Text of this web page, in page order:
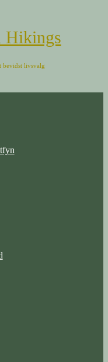
Hikings
bevidst livsvalg